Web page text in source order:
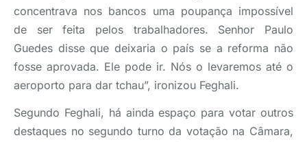
concentrava nos bancos uma poupança impossível
de ser feita pelos trabalhadores. Senhor Paulo
Guedes disse que deixaria o país se a reforma não
fosse aprovada. Ele pode ir. Nós o levaremos até o
aeroporto para dar tchau”, ironizou Feghali.
Segundo Feghali, há ainda espaço para votar outros
destaques no segundo turno da votação na Câmara,